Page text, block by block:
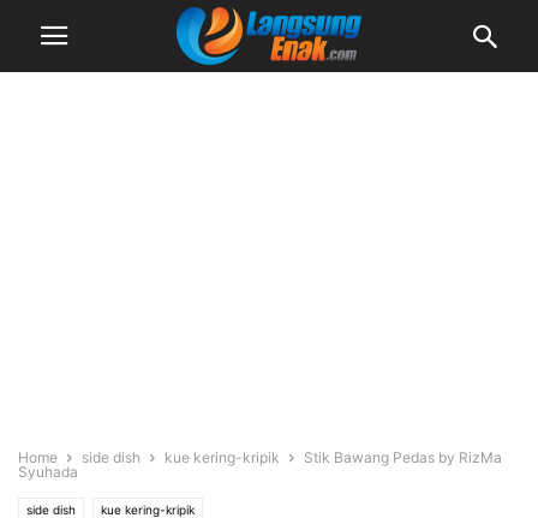
Home side dish kue kering-kripik
Stik Bawang Pedas by RizMa
Syuhada
side dish kue kering-kripik